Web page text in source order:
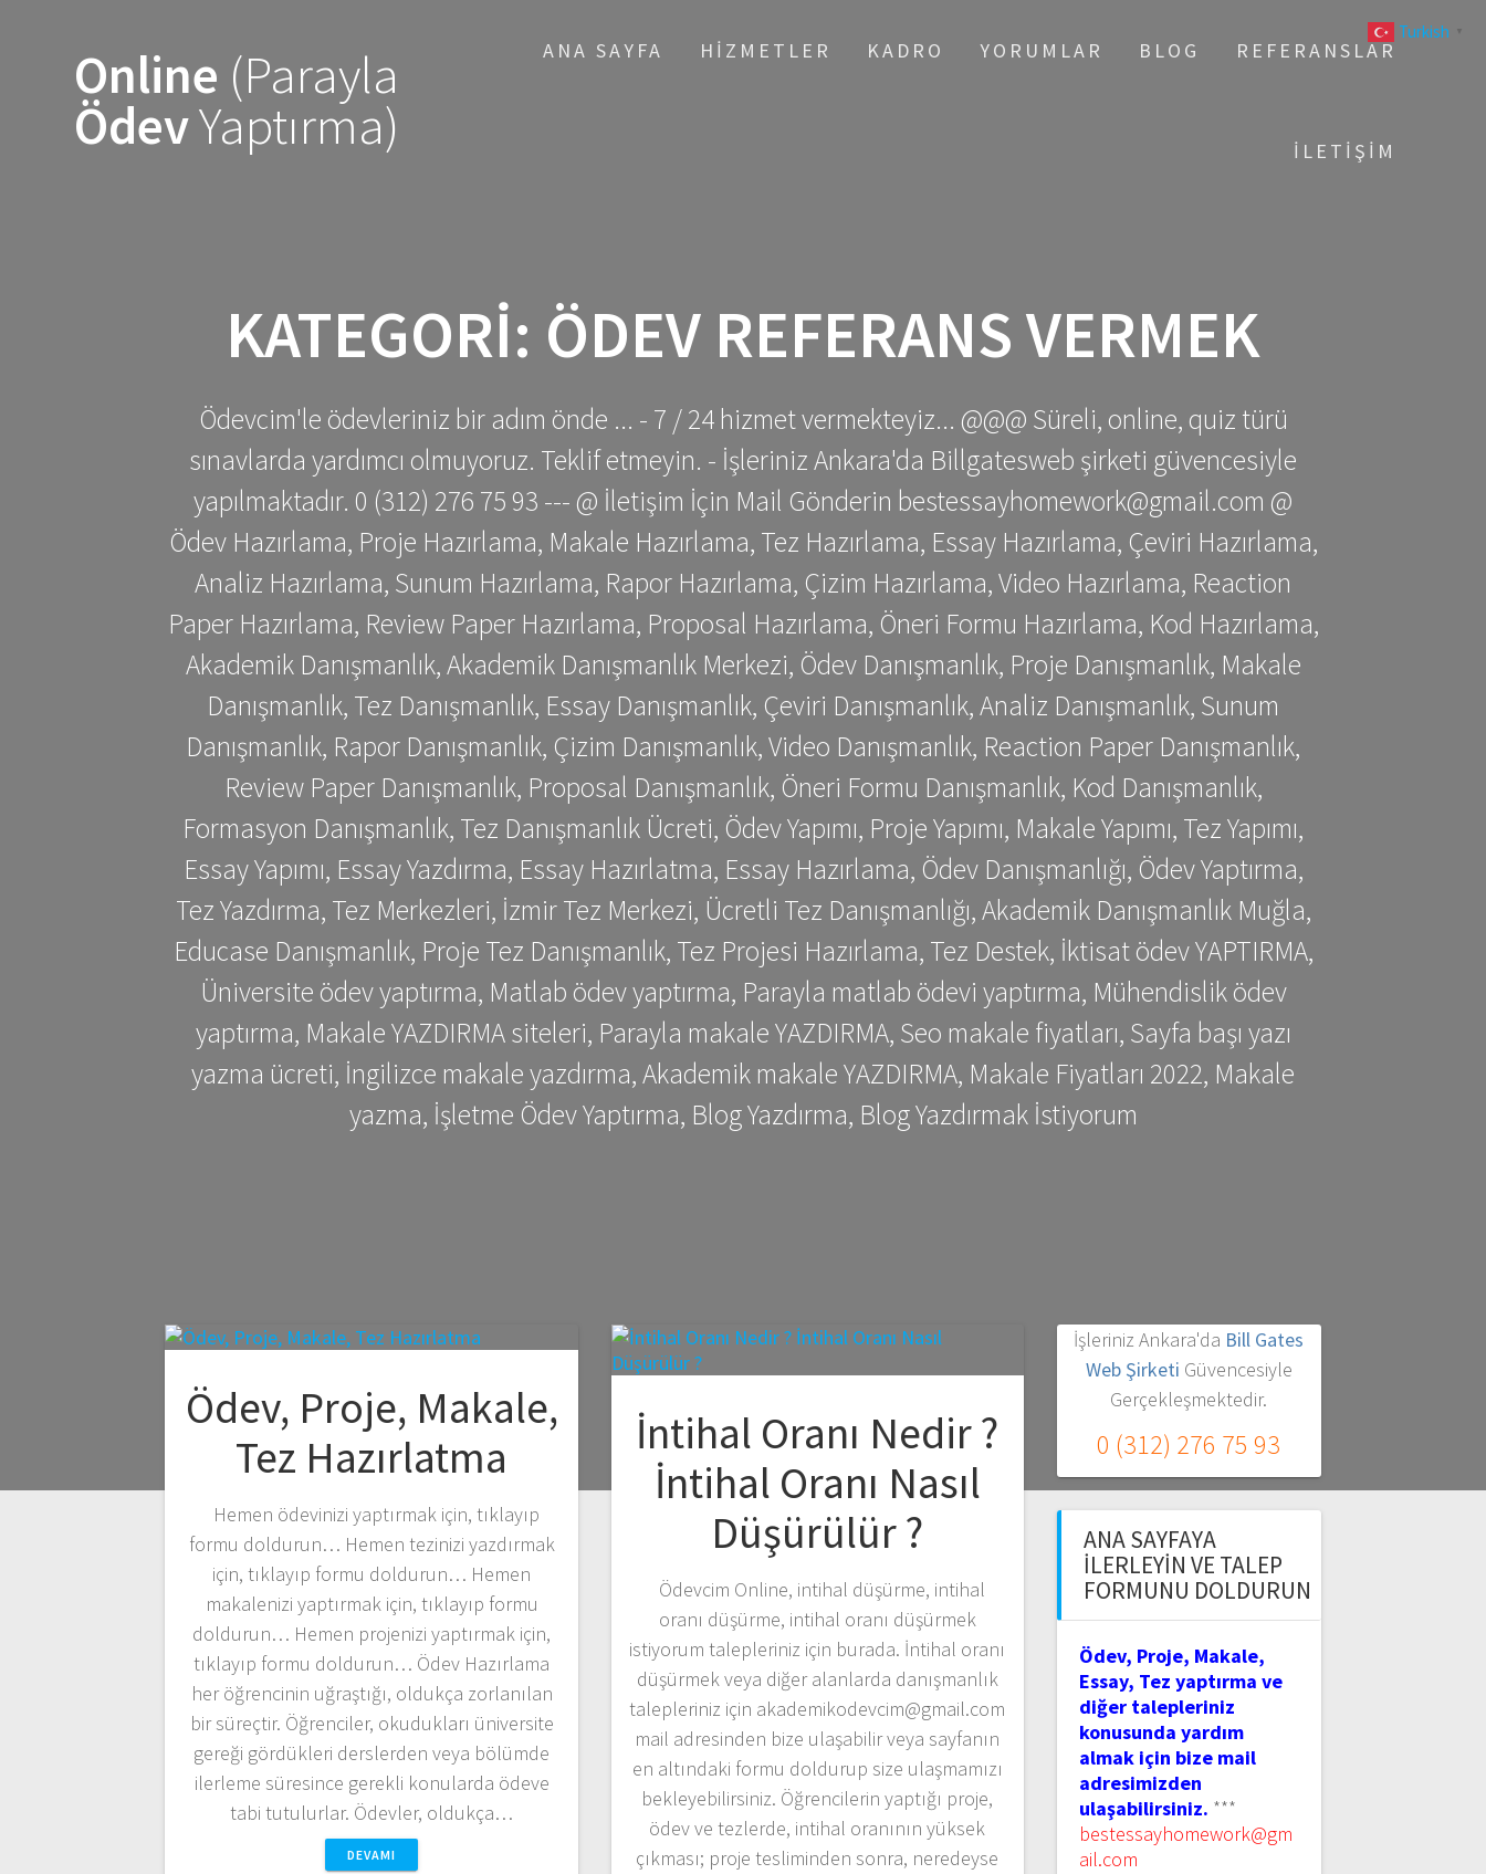
Online (Parayla
ÖdevYaptırma)
ANA SAYFA HIZMETLER KADRO YORUMLAR BLOG REFERANSLAR
İLETIŞIM
KATEGORI: ÖDEV REFERANS VERMEK
Ödevcim'le ödevleriniz bir adım önde ... - 7 / 24 hizmet vermekteyiz... @@@ Süreli, online, quiz türü
sınavlarda yardımcı olmuyoruz. Teklif etmeyin. - İşleriniz Ankara'da Billgatesweb şirketi güvencesiyle
yapılmaktadır. 0 (312) 276 75 93 --- @ İletişim İçin Mail Gönderin bestessayhomework@gmail.com @
Ödev Hazırlama, Proje Hazırlama, Makale Hazırlama, Tez Hazırlama, Essay Hazırlama, Çeviri Hazırlama,
Analiz Hazırlama, Sunum Hazırlama, Rapor Hazırlama, Çizim Hazırlama, Video Hazırlama, Reaction
Paper Hazırlama, Review Paper Hazırlama, Proposal Hazırlama, Öneri Formu Hazırlama, Kod Hazırlama,
Akademik Danışmanlık, Akademik Danışmanlık Merkezi, Ödev Danışmanlık, Proje Danışmanlık, Makale
Danışmanlık, Tez Danışmanlık, Essay Danışmanlık, Çeviri Danışmanlık, Analiz Danışmanlık, Sunum
Danışmanlık, Rapor Danışmanlık, Çizim Danışmanlık, Video Danışmanlık, Reaction Paper Danışmanlık,
Review Paper Danışmanlık, Proposal Danışmanlık, Öneri Formu Danışmanlık, Kod Danışmanlık,
Formasyon Danışmanlık, Tez Danışmanlık Ücreti, Ödev Yapımı, Proje Yapımı, Makale Yapımı, Tez Yapımı,
Essay Yapımı, Essay Yazdırma, Essay Hazırlatma, Essay Hazırlama, Ödev Danışmanlığı, Ödev Yaptırma,
Tez Yazdırma, Tez Merkezleri, İzmir Tez Merkezi, Ücretli Tez Danışmanlığı, Akademik Danışmanlık Muğla,
Educase Danışmanlık, Proje Tez Danışmanlık, Tez Projesi Hazırlama, Tez Destek, İktisat ödev YAPTIRMA,
Üniversite ödev yaptırma, Matlab ödev yaptırma, Parayla matlab ödevi yaptırma, Mühendislik ödev
yaptırma, Makale YAZDIRMA siteleri, Parayla makale YAZDIRMA, Seo makale fiyatları, Sayfa başı yazı
yazma ücreti, İngilizce makale yazdırma, Akademik makale YAZDIRMA, Makale Fiyatları 2022, Makale
yazma, İşletme Ödev Yaptırma, Blog Yazdırma, Blog Yazdırmak İstiyorum
Ödev, Proje, Makale,
Tez Hazırlatma
Hemen ödevinizi yaptırmak için, tıklayıp
formu doldurun… Hemen tezinizi yazdırmak
için, tıklayıp formu doldurun… Hemen
makalenizi yaptırmak için, tıklayıp formu
doldurun… Hemen projenizi yaptırmak için,
tıklayıp formu doldurun… Ödev Hazırlama
her öğrencinin uğraştığı, oldukça zorlanılan
bir süreçtir. Öğrenciler, okudukları üniversite
gereği gördükleri derslerden veya bölümde
ilerleme süresince gerekli konularda ödeve
tabi tutulurlar. Ödevler, oldukça…
DEVAMI
İntihal Oranı Nedir ?
İntihal Oranı Nasıl
Düşürülür ?
Ödevcim Online, intihal düşürme, intihal
oranı düşürme, intihal oranı düşürmek
istiyorum talepleriniz için burada. İntihal oranı
düşürmek veya diğer alanlarda danışmanlık
talepleriniz için akademikodevcim@gmail.com
mail adresinden bize ulaşabilir veya sayfanın
en altındaki formu doldurup size ulaşmamızı
bekleyebilirsiniz. Öğrencilerin yaptığı proje,
ödev ve tezlerde, intihal oranının yüksek
çıkması; proje tesliminden sonra, neredeyse
İşleriniz Ankara'da Bill Gates
Web Şirketi Güvencesiyle
Gerçekleşmektedir.
0 (312) 276 75 93
ANA SAYFAYA
İLERLEYIN VE TALEP
FORMUNU DOLDURUN
Ödev, Proje, Makale,
Essay, Tez yaptırma ve
diğer talepleriniz
konusunda yardım
almak için bize mail
adresimizden
ulaşabilirsiniz. ***
bestessayhomework@gm
ail.com
Turkish ▼